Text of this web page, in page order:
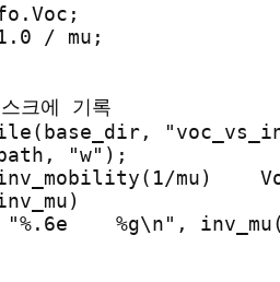
/ mu;
크에 기록
"w");
mu)
%g\n",